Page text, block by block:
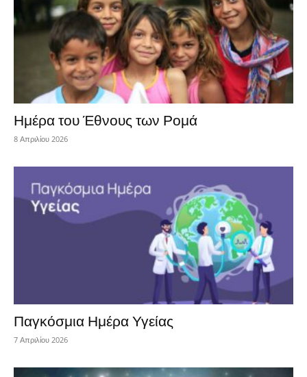
Ημέρα του Έθνους των Ρομά
8 Απριλίου 2026
Παγκόσμια Ημέρα Υγείας
7 Απριλίου 2026